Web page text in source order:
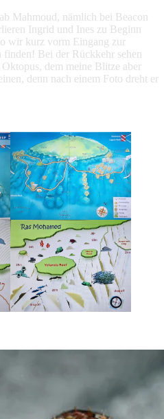
Mahmoud, nämlich bei Beacon
Ingrid und Ines zu Beginn
wir kurz vorm Eingang zur
finden! Bei der Rückkehr sehen
dem meine Blitze aber
denn nach einem Foto dreht er